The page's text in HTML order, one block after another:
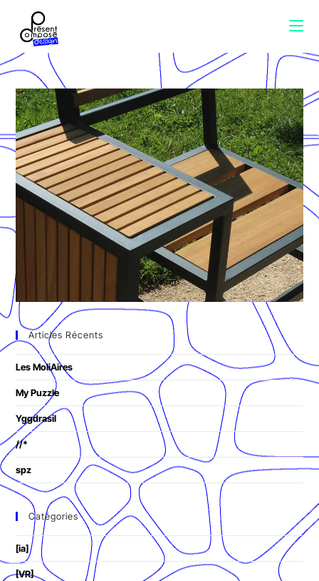
Articles Récents
Les MoliAires
My Puzzle
Yggdrasil
//*
spz
Catégories
[ia]
[VR]